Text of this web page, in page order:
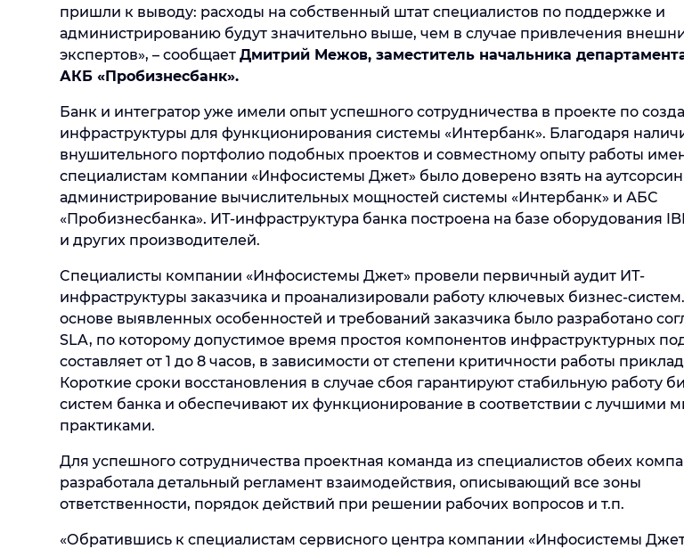
пришли к выводу: расходы на собственный штат специалистов по поддержке и
администрированию будут значительно выше, чем в случае привлечения
экспертов», – сообщает Дмитрий Межов, заместитель начальника
АКБ «Пробизнесбанк».
Банк и интегратор уже имели опыт успешного сотрудничества в проекте по
инфраструктуры для функционирования системы «Интербанк». Благодаря
внушительного портфолио подобных проектов и совместному опыту работы
специалистам компании «Инфосистемы Джет» было доверено взять на
администрирование вычислительных мощностей системы «Интербанк» и АБС
«Пробизнесбанка». ИТ-инфраструктура банка построена на базе оборудования
и других производителей.
Cпециалисты компании «Инфосистемы Джет» провели первичный аудит ИТ-
инфраструктуры заказчика и проанализировали работу ключевых бизнес-
основе выявленных особенностей и требований заказчика было разработано
SLA, по которому допустимое время простоя компонентов инфраструктурных
составляет от 1 до 8 часов, в зависимости от степени критичности работы
Короткие сроки восстановления в случае сбоя гарантируют стабильную работу
систем банка и обеспечивают их функционирование в соответствии с лучшими
практиками.
Для успешного сотрудничества проектная команда из специалистов обеих
разработала детальный регламент взаимодействия, описывающий все зоны
ответственности, порядок действий при решении рабочих вопросов и т.п.
«Обратившись к специалистам cервисного центра компании «Инфосистемы